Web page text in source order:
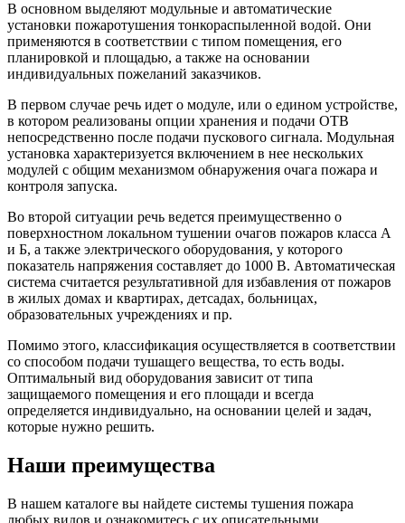
В основном выделяют модульные и автоматические
установки пожаротушения тонкораспыленной водой. Они
применяются в соответствии с типом помещения, его
планировкой и площадью, а также на основании
индивидуальных пожеланий заказчиков.
В первом случае речь идет о модуле, или о едином устройстве,
в котором реализованы опции хранения и подачи ОТВ
непосредственно после подачи пускового сигнала. Модульная
установка характеризуется включением в нее нескольких
модулей с общим механизмом обнаружения очага пожара и
контроля запуска.
Во второй ситуации речь ведется преимущественно о
поверхностном локальном тушении очагов пожаров класса А
и Б, а также электрического оборудования, у которого
показатель напряжения составляет до 1000 В. Автоматическая
система считается результативной для избавления от пожаров
в жилых домах и квартирах, детсадах, больницах,
образовательных учреждениях и пр.
Помимо этого, классификация осуществляется в соответствии
со способом подачи тушащего вещества, то есть воды.
Оптимальный вид оборудования зависит от типа
защищаемого помещения и его площади и всегда
определяется индивидуально, на основании целей и задач,
которые нужно решить.
Наши преимущества
В нашем каталоге вы найдете системы тушения пожара
любых видов и ознакомитесь с их описательными